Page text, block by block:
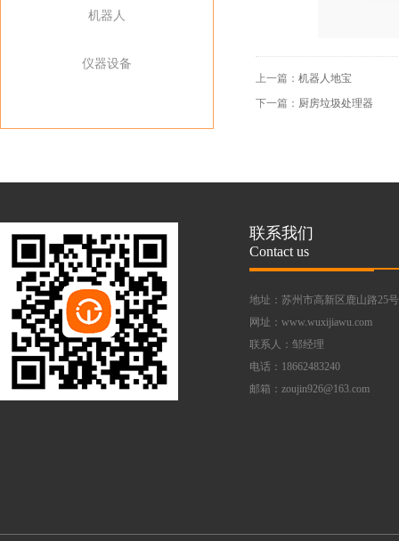
机器人
仪器设备
上一篇： 机器人地宝
下一篇： 厨房垃圾处理器
联系我们
Contact us
地址：苏州市高新区鹿山路25
网址：www.wuxijiawu.com
联系人：邹经理
电话：18662483240
邮箱：zoujin926@163.com